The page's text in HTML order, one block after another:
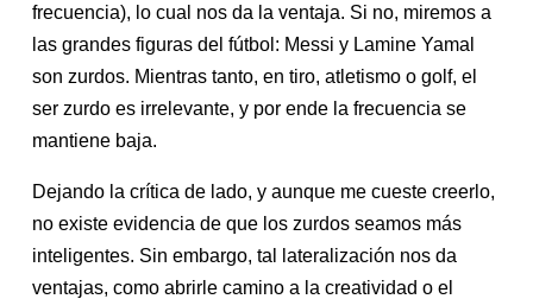
frecuencia), lo cual nos da la ventaja. Si no, miremos a
las grandes figuras del fútbol: Messi y Lamine Yamal
son zurdos. Mientras tanto, en tiro, atletismo o golf, el
ser zurdo es irrelevante, y por ende la frecuencia se
mantiene baja.
Dejando la crítica de lado, y aunque me cueste creerlo,
no existe evidencia de que los zurdos seamos más
inteligentes. Sin embargo, tal lateralización nos da
ventajas, como abrirle camino a la creatividad o el